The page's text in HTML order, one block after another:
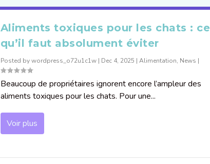
Aliments toxiques pour les chats : ce
qu’il faut absolument éviter
Posted bywordpress_o72u1c1w| Dec 4, 2025 | Alimentation, News |
Beaucoup de propriétaires ignorent encore l’ampleur des
aliments toxiques pour les chats. Pour une...
Voir plus